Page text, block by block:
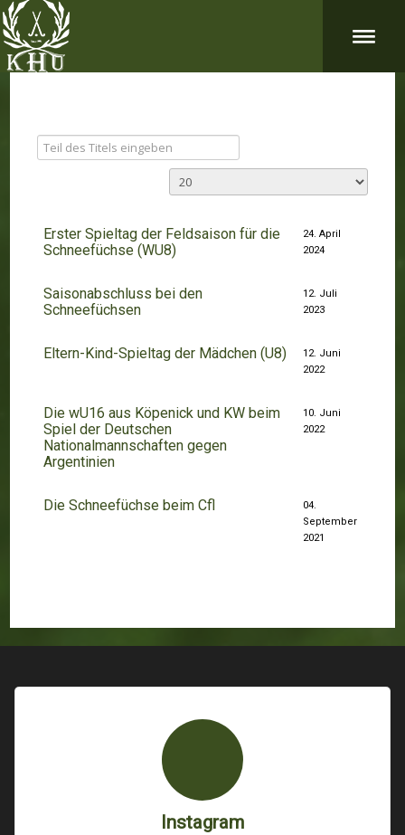
Erster Spieltag der Feldsaison für die
Schneefüchse (WU8)
24. April
2024
Saisonabschluss bei den
Schneefüchsen
12. Juli
2023
Eltern-Kind-Spieltag der Mädchen (U8)
12. Juni
2022
Die wU16 aus Köpenick und KW beim
Spiel der Deutschen
Nationalmannschaften gegen
Argentinien
10. Juni
2022
Die Schneefüchse beim Cfl
04.
September
2021
Instagram